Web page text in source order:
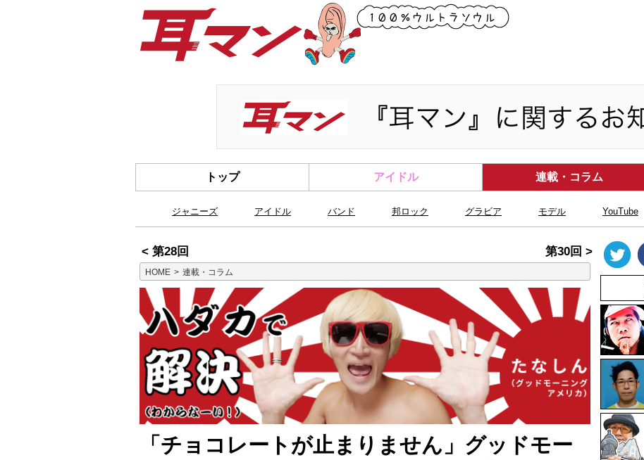
トップ アイドル 連載・コラム
ジャニーズ アイドル バンド 邦ロック グラビア モデル YouTube
< 第28回 第30回 >
HOME 連載・コラム
「チョコレートが止まりません」グッドモー